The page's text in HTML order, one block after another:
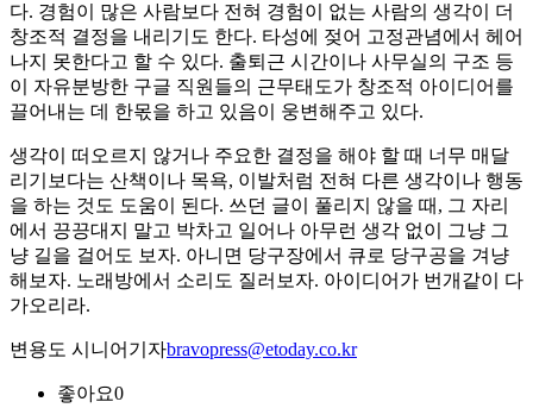
다. 경험이 많은 사람보다 전혀 경험이 없는 사람의 생각이 더
창조적 결정을 내리기도 한다. 타성에 젖어 고정관념에서 헤어
나지 못한다고 할 수 있다. 출퇴근 시간이나 사무실의 구조 등
이 자유분방한 구글 직원들의 근무태도가 창조적 아이디어를
끌어내는 데 한몫을 하고 있음이 웅변해주고 있다.
생각이 떠오르지 않거나 주요한 결정을 해야 할 때 너무 매달
리기보다는 산책이나 목욕, 이발처럼 전혀 다른 생각이나 행동
을 하는 것도 도움이 된다. 쓰던 글이 풀리지 않을 때, 그 자리
에서 끙끙대지 말고 박차고 일어나 아무런 생각 없이 그냥 그
냥 길을 걸어도 보자. 아니면 당구장에서 큐로 당구공을 겨냥
해보자. 노래방에서 소리도 질러보자. 아이디어가 번개같이 다
가오리라.
변용도 시니어기자bravopress@etoday.co.kr
좋아요0